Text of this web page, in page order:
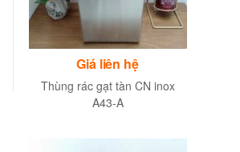
Giá liên hệ
Thùng rác gạt tàn CN inox
A43-A